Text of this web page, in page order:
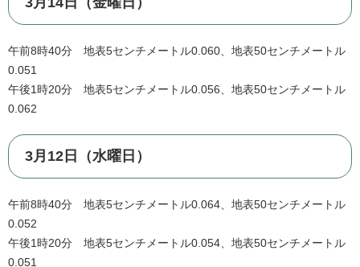
午前8時40分 地表5センチメートル0.060、地表50センチメートル
0.051
午後1時20分 地表5センチメートル0.056、地表50センチメートル
0.062
3月12日（水曜日）
午前8時40分 地表5センチメートル0.064、地表50センチメートル
0.052
午後1時20分 地表5センチメートル0.054、地表50センチメートル
0.051